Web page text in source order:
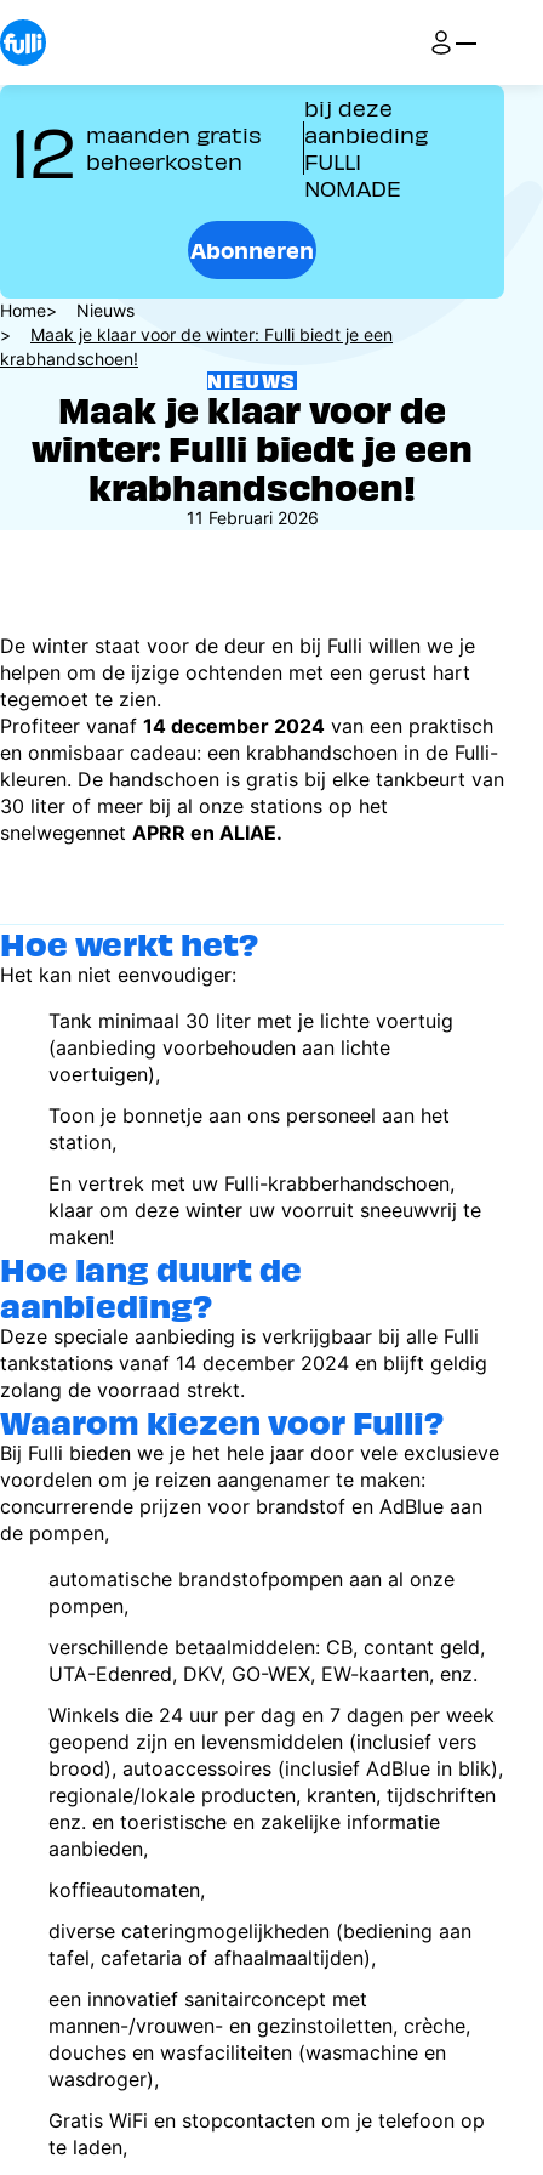
Overslaan
en
naar
de
gaan
12 maanden gratis
beheerkosten
bij deze
aanbieding
FULLI
NOMADE
Abonneren
Kruimelpad
Home
Nieuws
Maak je klaar voor de winter: Fulli biedt je een
krabhandschoen!
NIEUWS
Maak je klaar voor de
winter: Fulli biedt je een
krabhandschoen!
11 Februari 2026
De winter staat voor de deur en bij Fulli willen we je
helpen om de ijzige ochtenden met een gerust hart
tegemoet te zien.
Profiteer vanaf 14 december 2024 van een praktisch
en onmisbaar cadeau: een krabhandschoen in de Fulli-
kleuren. De handschoen is gratis bij elke tankbeurt van
30 liter of meer bij al onze stations op het
snelwegennet APRR en ALIAE.
Hoe werkt het?
Het kan niet eenvoudiger:
Tank minimaal 30 liter met je lichte voertuig
(aanbieding voorbehouden aan lichte
voertuigen),
Toon je bonnetje aan ons personeel aan het
station,
En vertrek met uw Fulli-krabberhandschoen,
klaar om deze winter uw voorruit sneeuwvrij te
maken!
Hoe lang duurt de
aanbieding?
Deze speciale aanbieding is verkrijgbaar bij alle Fulli
tankstations vanaf 14 december 2024 en blijft geldig
zolang de voorraad strekt.
Waarom kiezen voor Fulli?
Bij Fulli bieden we je het hele jaar door vele exclusieve
voordelen om je reizen aangenamer te maken:
concurrerende prijzen voor brandstof en AdBlue aan
de pompen,
automatische brandstofpompen aan al onze
pompen,
verschillende betaalmiddelen: CB, contant geld,
UTA-Edenred, DKV, GO-WEX, EW-kaarten, enz.
Winkels die 24 uur per dag en 7 dagen per week
geopend zijn en levensmiddelen (inclusief vers
brood), autoaccessoires (inclusief AdBlue in blik),
regionale/lokale producten, kranten, tijdschriften
enz. en toeristische en zakelijke informatie
aanbieden,
koffieautomaten,
diverse cateringmogelijkheden (bediening aan
tafel, cafetaria of afhaalmaaltijden),
een innovatief sanitairconcept met
mannen-/vrouwen- en gezinstoiletten, crèche,
douches en wasfaciliteiten (wasmachine en
wasdroger),
Gratis WiFi en stopcontacten om je telefoon op
te laden,